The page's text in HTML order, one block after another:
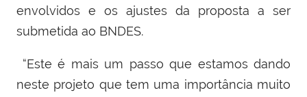
envolvidos e os ajustes da proposta a ser
submetida ao BNDES.
“Este é mais um passo que estamos dando
neste projeto que tem uma importância muito